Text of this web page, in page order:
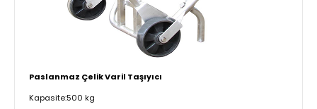
Paslanmaz Çelik Varil Taşıyıcı
Kapasite:500 kg